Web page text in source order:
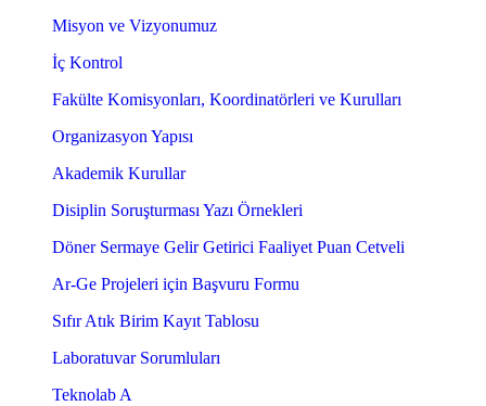
Misyon ve Vizyonumuz
İç Kontrol
Fakülte Komisyonları, Koordinatörleri ve Kurulları
Organizasyon Yapısı
Akademik Kurullar
Disiplin Soruşturması Yazı Örnekleri
Döner Sermaye Gelir Getirici Faaliyet Puan Cetveli
Ar-Ge Projeleri için Başvuru Formu
Sıfır Atık Birim Kayıt Tablosu
Laboratuvar Sorumluları
Teknolab A